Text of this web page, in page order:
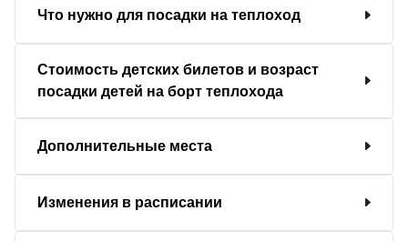
Что нужно для посадки на теплоход
Стоимость детских билетов и возраст
посадки детей на борт теплохода
Дополнительные места
Изменения в расписании